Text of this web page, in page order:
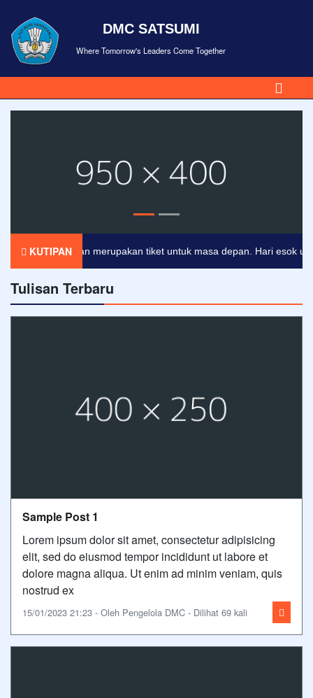
DMC SATSUMI
Where Tomorrow's Leaders Come Together
KUTIPAN
Pendidikan merupakan tiket untuk masa depan. Hari esok
Tulisan Terbaru
Sample Post 1
Lorem ipsum dolor sit amet, consectetur adipisicing
elit, sed do eiusmod tempor incididunt ut labore et
dolore magna aliqua. Ut enim ad minim veniam, quis
nostrud ex
15/01/2023 21:23 - Oleh Pengelola DMC - Dilihat 69 kali